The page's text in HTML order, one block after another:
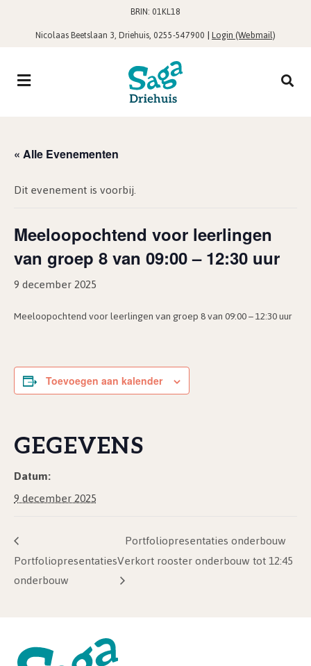
BRIN: 01KL18
Nicolaas Beetslaan 3, Driehuis, 0255-547900 |Login (Webmail)
« Alle Evenementen
Dit evenement is voorbij.
Meeloopochtend voor leerlingen
van groep 8 van 09:00 – 12:30 uur
9 december 2025
Meeloopochtend voor leerlingen van groep 8 van 09:00 – 12:30 uur
Toevoegen aan kalender
GEGEVENS
Datum:
9 december 2025
Portfoliopresentaties
onderbouw
Portfoliopresentaties onderbouw
Verkort rooster onderbouw tot 12:45